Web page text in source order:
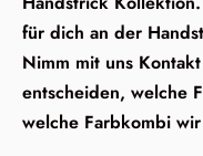
für dich an der
Nimm mit uns
entscheiden, welche
welche Farbkombi